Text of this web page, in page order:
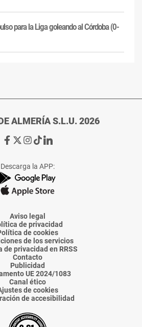
para la Liga goleando al Córdoba (0-
ALMERÍA S.L.U. 2026
Ir
de
La
Voz
Almería
Ir
de
La
Voz
Almería
Ir
de
La
Voz
Almería
Ir
de
La
Voz
Almería
Ir
de
La
Voz
Descarga la APP:
Aviso legal
de privacidad
de cookies
de los servicios
de privacidad en RRSS
Contacto
Publicidad
UE 2024/1083
Canal ético
de cookies
de accesibilidad